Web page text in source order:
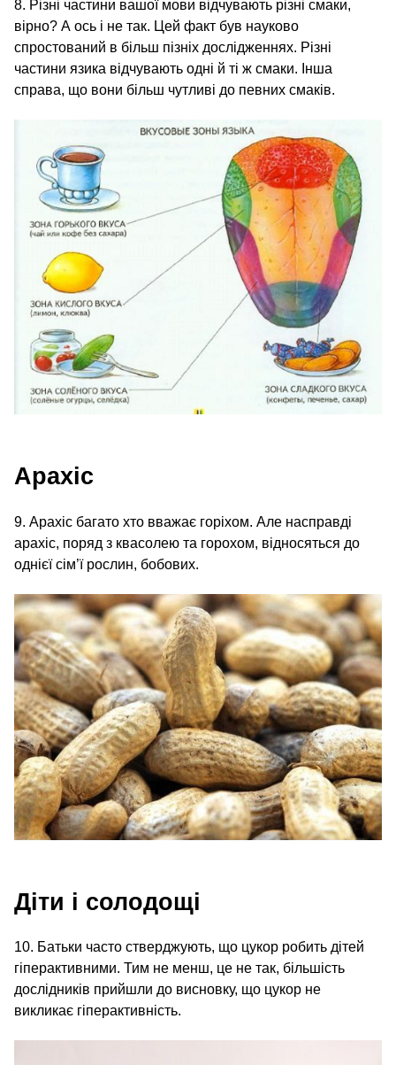
8. Різні частини вашої мови відчувають різні смаки,
вірно? А ось і не так. Цей факт був науково
спростований в більш пізніх дослідженнях. Різні
частини язика відчувають одні й ті ж смаки. Інша
справа, що вони більш чутливі до певних смаків.
Арахіс
9. Арахіс багато хто вважає горіхом. Але насправді
арахіс, поряд з квасолею та горохом, відносяться до
однієї сім’ї рослин, бобових.
Діти і солодощі
10. Батьки часто стверджують, що цукор робить дітей
гіперактивними. Тим не менш, це не так, більшість
дослідників прийшли до висновку, що цукор не
викликає гіперактивність.